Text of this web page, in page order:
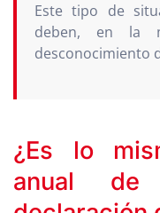
Este tipo de
deben, en la
desconocimiento
¿Es lo
anual